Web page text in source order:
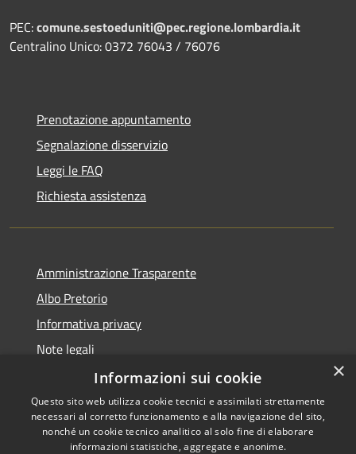
PEC:comune.sestoeduniti@pec.regione.lombardia.it
Centralino Unico: 0372 76043 / 76076
Prenotazione appuntamento
Segnalazione disservizio
Leggi le FAQ
Richiesta assistenza
Amministrazione Trasparente
Albo Pretorio
Informativa privacy
Note legali
Dichiarazione di accessibilità
×
Informazioni sui cookie
Questo sito web utilizza cookie tecnici e assimilati strettamente
necessari al corretto funzionamento e alla navigazione del sito,
nonché un cookie tecnico analitico al solo fine di elaborare
informazioni statistiche, aggregate e anonime.